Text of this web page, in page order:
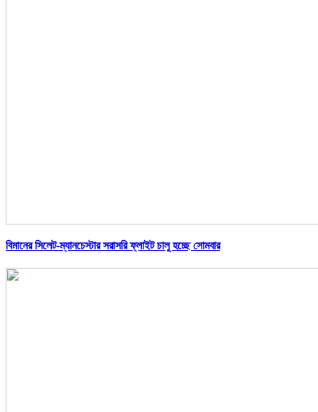
বিমানের সিলেট-ম্যানচেস্টার সরাসরি ফ্লাইট চালু হচ্ছে সোমবার